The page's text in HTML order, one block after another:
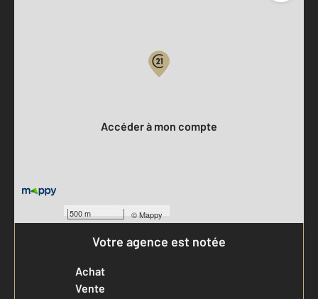
500 m ©Mappy
Accéder à mon compte
Votre agence est notée
Achat
Vente